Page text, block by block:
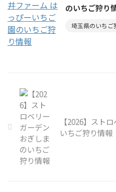
のいちご狩り
埼玉県のいちご
【2026】スト
いちご狩り情報